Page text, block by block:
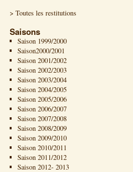
> Toutes les restitutions
Saisons
Saison 1999/2000
Saison2000/2001
Saison 2001/2002
Saison 2002/2003
Saison 2003/2004
Saison 2004/2005
Saison 2005/2006
Saison 2006/2007
Saison 2007/2008
Saison 2008/2009
Saison 2009/2010
Saison 2010/2011
Saison 2011/2012
Saison 2012- 2013